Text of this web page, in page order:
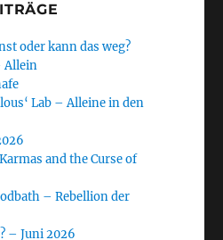
oder kann das weg?
Allein
Lab – Alleine in den
and the Curse of
– Rebellion der
– Juni 2026